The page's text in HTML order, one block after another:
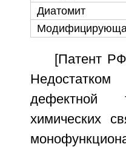
Диатомит
[Патент
дефектной
химических